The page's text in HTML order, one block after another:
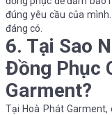
đúng yêu cầu của
đáng có.
6. Tại Sao
Đồng Phục
Garment?
Tại Hoà Phát